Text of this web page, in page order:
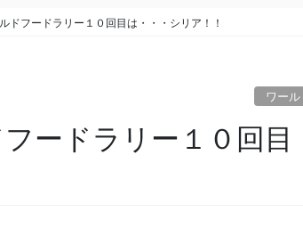
ドフードラリー１０回目は・・・シリア！！
ワー
ードラリー１０回目